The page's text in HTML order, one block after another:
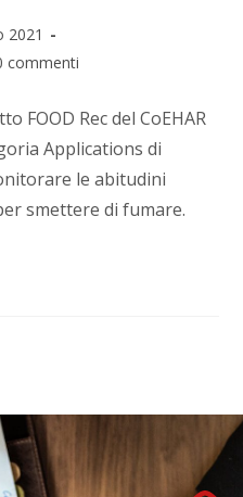
2021
commenti
FOOD Rec del CoEHAR
Applications di
le abitudini
smettere di fumare.